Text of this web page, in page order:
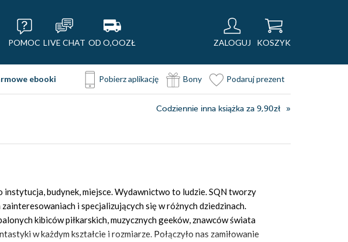
POMOC LIVE CHAT OD O,OOZŁ ZALOGUJ KOSZYK
ebooki Pobierz aplikację Bony Podaruj prezent
Codziennie inna książka za 9,90zł
budynek, miejsce. Wydawnictwo to ludzie. SQN tworzy
i specjalizujących się w różnych dziedzinach.
kibiców piłkarskich, muzycznych geeków, znawców świata
w każdym kształcie i rozmiarze. Połączyło nas zamiłowanie